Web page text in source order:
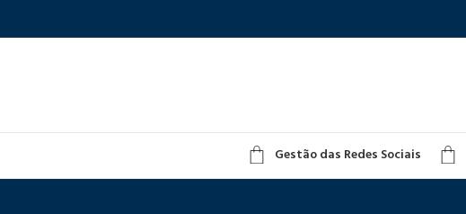
Gestão das Redes Sociais